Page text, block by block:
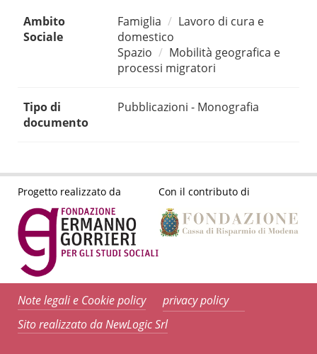
Ambito
Sociale
Famiglia
Lavoro di cura e
domestico
Spazio
Mobilità geografica e
processi migratori
Tipo di
documento
Pubblicazioni - Monografia
Progetto realizzato da Con il contributo di
Note legali e Cookie policy
privacy policy
Sito realizzato da NewLogic Srl